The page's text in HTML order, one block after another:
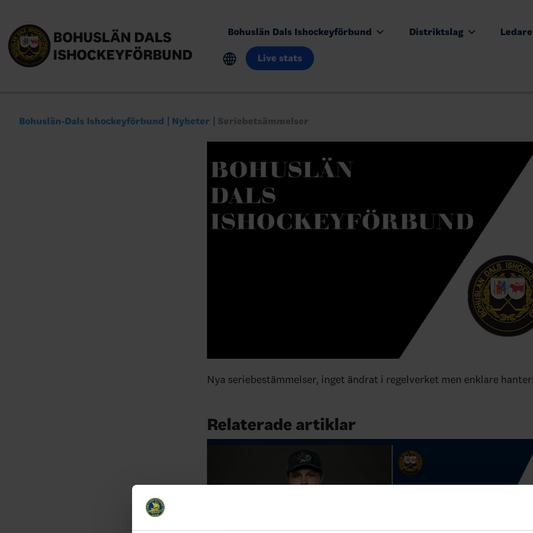
Bohuslän Dals Ishockeyförbund Distriktslag
Live stats
Bohuslän-Dals Ishockeyförbund Nyheter Seriebetsämmelser
Nya seriebestämmelser, inget ändrat i regelverket men enklare
Relaterade artiklar